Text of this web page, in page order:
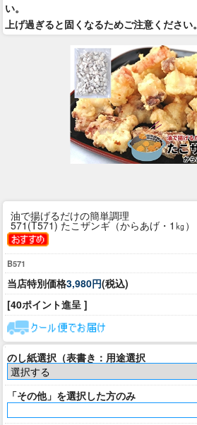
い。
上げ過ぎると固くなるためご注意ください。
油で揚げるだけの簡単調理
571(T571) たこザンギ（からあげ・1㎏）
B571
当店特別価格3,980円(税込)
[40ポイント進呈 ]
のし紙選択（表書き：用途選択
「その他」を選択した方のみ